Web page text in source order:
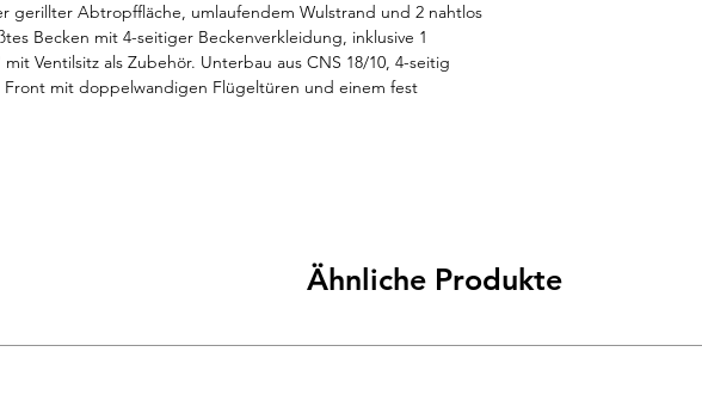
gerillter Abtropffläche, umlaufendem Wulstrand und 2 nahtlos
Becken mit 4-seitiger Beckenverkleidung, inklusive 1
Ventilsitz als Zubehör. Unterbau aus CNS 18/10, 4-seitig
Front mit doppelwandigen Flügeltüren und einem fest
Ähnliche Produkte